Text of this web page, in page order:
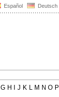
Español Deutsch
G H J K L M N O P